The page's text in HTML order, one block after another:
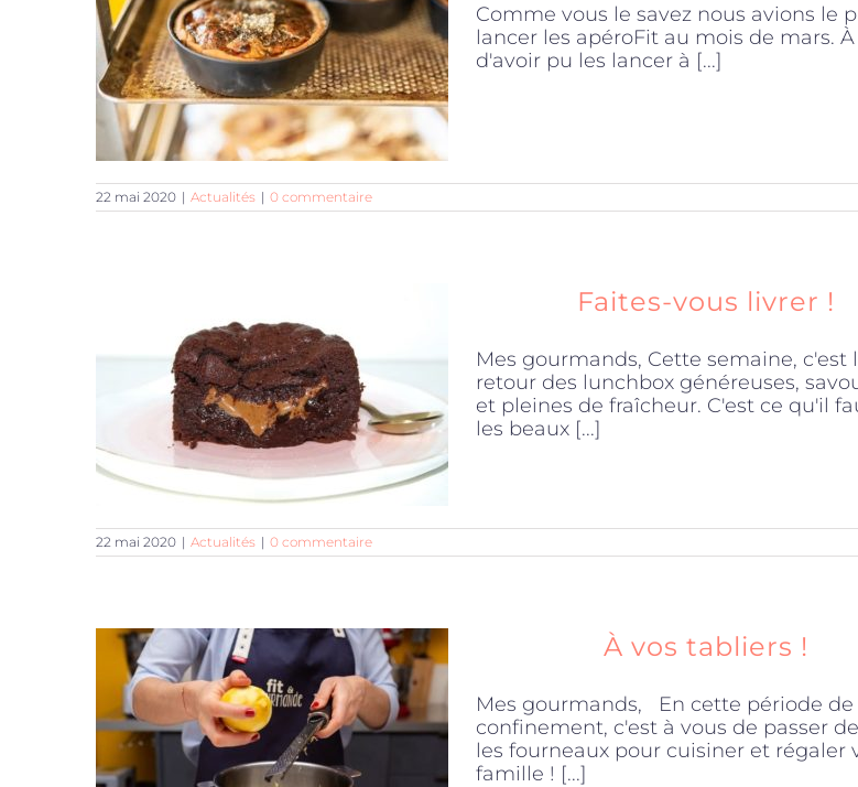
Comme vous le savez nous avions le
lancer les apéroFit au mois de mars.
d'avoir pu les lancer à [...]
22 mai 2020 | Actualités | 0 commentaire
Faites-vous livrer !
Mes gourmands, Cette semaine, c'est
retour des lunchbox généreuses,
et pleines de fraîcheur. C'est ce qu'il
les beaux [...]
22 mai 2020 | Actualités | 0 commentaire
À vos tabliers !
Mes gourmands, En cette période de
confinement, c'est à vous de passer
les fourneaux pour cuisiner et régaler
famille ! [...]